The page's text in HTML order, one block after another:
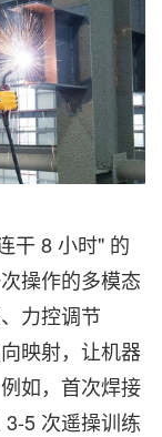
干 8 小时" 的
操作的多模态
力控调节
映射，让机器
如，首次焊接
5 次遥操训练